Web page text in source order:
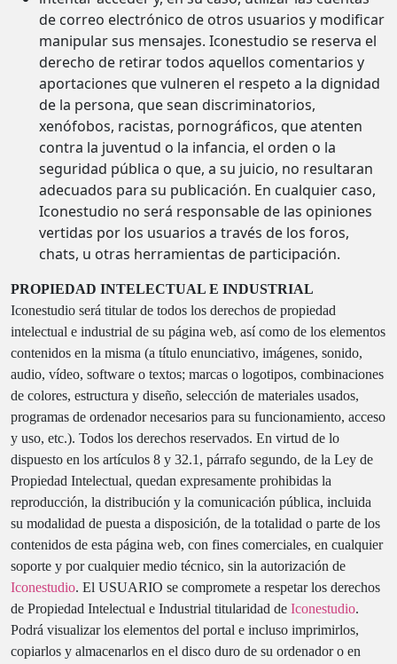
de correo electrónico de otros usuarios y modificar
manipular sus mensajes. Iconestudio se reserva el
derecho de retirar todos aquellos comentarios y
aportaciones que vulneren el respeto a la dignidad
de la persona, que sean discriminatorios,
xenófobos, racistas, pornográficos, que atenten
contra la juventud o la infancia, el orden o la
seguridad pública o que, a su juicio, no resultaran
adecuados para su publicación. En cualquier caso,
Iconestudio no será responsable de las opiniones
vertidas por los usuarios a través de los foros,
chats, u otras herramientas de participación.
PROPIEDAD INTELECTUAL E INDUSTRIAL
Iconestudio será titular de todos los derechos de propiedad
intelectual e industrial de su página web, así como de los elementos
contenidos en la misma (a título enunciativo, imágenes, sonido,
audio, vídeo, software o textos; marcas o logotipos, combinaciones
de colores, estructura y diseño, selección de materiales usados,
programas de ordenador necesarios para su funcionamiento, acceso
y uso, etc.). Todos los derechos reservados. En virtud de lo
dispuesto en los artículos 8 y 32.1, párrafo segundo, de la Ley de
Propiedad Intelectual, quedan expresamente prohibidas la
reproducción, la distribución y la comunicación pública, incluida
su modalidad de puesta a disposición, de la totalidad o parte de los
contenidos de esta página web, con fines comerciales, en cualquier
soporte y por cualquier medio técnico, sin la autorización de
Iconestudio. El USUARIO se compromete a respetar los derechos
de Propiedad Intelectual e Industrial titularidad de Iconestudio.
Podrá visualizar los elementos del portal e incluso imprimirlos,
copiarlos y almacenarlos en el disco duro de su ordenador o en